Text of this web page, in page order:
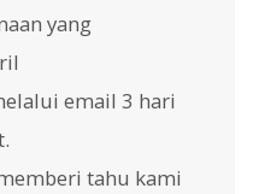
yang
email 3 hari
tahu kami